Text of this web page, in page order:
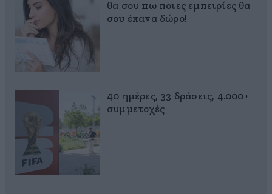
θα σου πω ποιες εμπειρίες θα
σου έκανα δώρο!
40 ημέρες, 33 δράσεις, 4.000+
συμμετοχές